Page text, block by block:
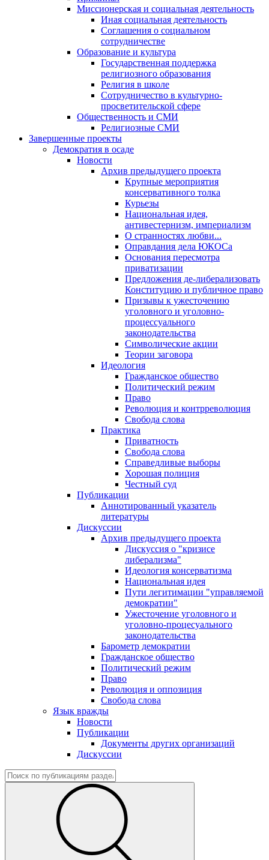
Миссионерская и социальная деятельность
Иная социальная деятельность
Соглашения о социальном
сотрудничестве
Образование и культура
Государственная поддержка
религиозного образования
Религия в школе
Сотрудничество в культурно-
просветительской сфере
Общественность и СМИ
Религиозные СМИ
Завершенные проекты
Демократия в осаде
Новости
Архив предыдущего проекта
Крупные мероприятия
консервативного толка
Курьезы
Национальная идея,
антивестернизм, империализм
О странностях любви...
Оправдания дела ЮКОСа
Основания пересмотра
приватизации
Предложения де-либерализовать
Конституцию и публичное право
Призывы к ужесточению
уголовного и уголовно-
процессуального
законодательства
Символические акции
Теории заговора
Идеология
Гражданское общество
Политический режим
Право
Революция и контрреволюция
Свобода слова
Практика
Приватность
Свобода слова
Справедливые выборы
Хорошая полиция
Честный суд
Публикации
Аннотированный указатель
литературы
Дискуссии
Архив предыдущего проекта
Дискуссия о "кризисе
либерализма"
Идеология консерватизма
Национальная идея
Пути легитимации "управляемой
демократии"
Ужесточение уголовного и
уголовно-процесуального
законодательства
Барометр демократии
Гражданское общество
Политический режим
Право
Революция и оппозиция
Свобода слова
Язык вражды
Новости
Публикации
Документы других организаций
Дискуссии